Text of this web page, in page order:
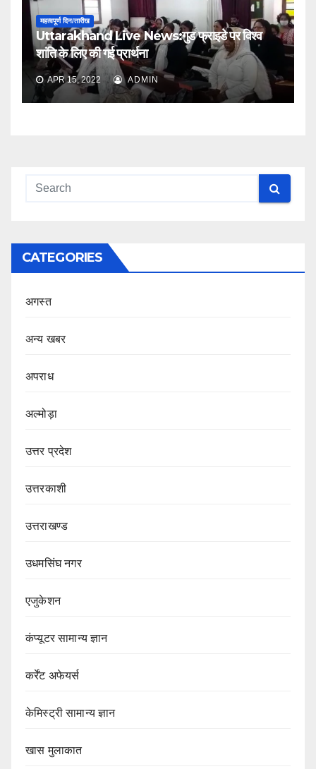
महत्वपूर्ण दिन/तारीख
Uttarakhand Live News:गुड फ्राइडे पर विश्व
शांति के लिए की गई प्रार्थना
APR 15, 2022 ADMIN
CATEGORIES
अगस्त
अन्य खबर
अपराध
अल्मोड़ा
उत्तर प्रदेश
उत्तरकाशी
उत्तराखण्ड
उधमसिंघ नगर
एजुकेशन
कंप्यूटर सामान्य ज्ञान
कर्रेंट अफेयर्स
केमिस्ट्री सामान्य ज्ञान
खास मुलाकात